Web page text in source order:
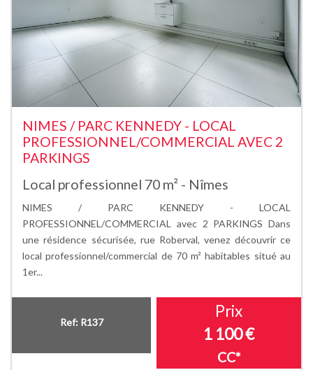
NIMES / PARC KENNEDY - LOCAL
PROFESSIONNEL/COMMERCIAL AVEC 2
PARKINGS
Local professionnel 70 m² - Nîmes
NIMES / PARC KENNEDY - LOCAL
PROFESSIONNEL/COMMERCIAL avec 2 PARKINGS Dans
une résidence sécurisée, rue Roberval, venez découvrir ce
local professionnel/commercial de 70 m² habitables situé au
1er...
Ref: R137
Prix
1 100 €
CC*